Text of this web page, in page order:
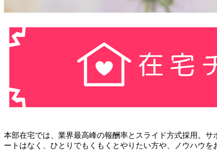
本部在宅では、業界最高峰の報酬率とスライド方式採用。サ
ートはなく、ひとりでもくもくとやりたい方や、ノウハウを